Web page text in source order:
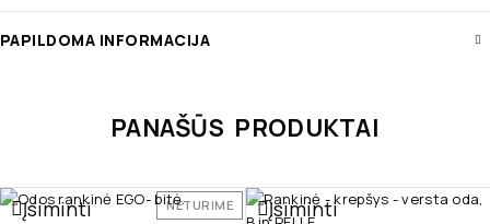
PAPILDOMA INFORMACIJA
PANAŠŪS PRODUKTAI
NETURIME
Įsiminti
Įsiminti